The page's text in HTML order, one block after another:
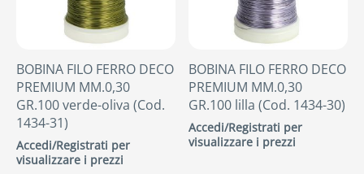
BOBINA FILO FERRO DECO
PREMIUM MM.0,30
GR.100 lilla (Cod. 1434-30)
Accedi/Registrati per
visualizzare i prezzi
BOBINA FILO FERRO DECO
PREMIUM MM.0,30
GR.100 verde-oliva (Cod.
1434-31)
Accedi/Registrati per
visualizzare i prezzi